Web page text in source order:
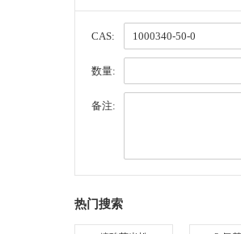
CAS:
数量:
备注:
热门搜索